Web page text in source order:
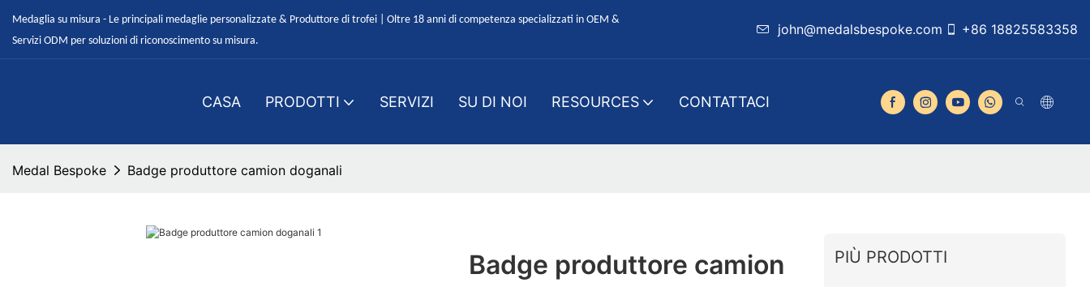
Medaglia su misura - Le principali medaglie personalizzate & Produttore di trofei | Oltre 18 anni di competenza specializzati in OEM &
Servizi ODM per soluzioni di riconoscimento su misura.
john@medalsbespoke.com +86 18825583358
CASA PRODOTTI SERVIZI SU DI NOI RESOURCES CONTATTACI
Medal Bespoke Badge produttore camion doganali
Badge produttore camion
PIÙ PRODOTTI